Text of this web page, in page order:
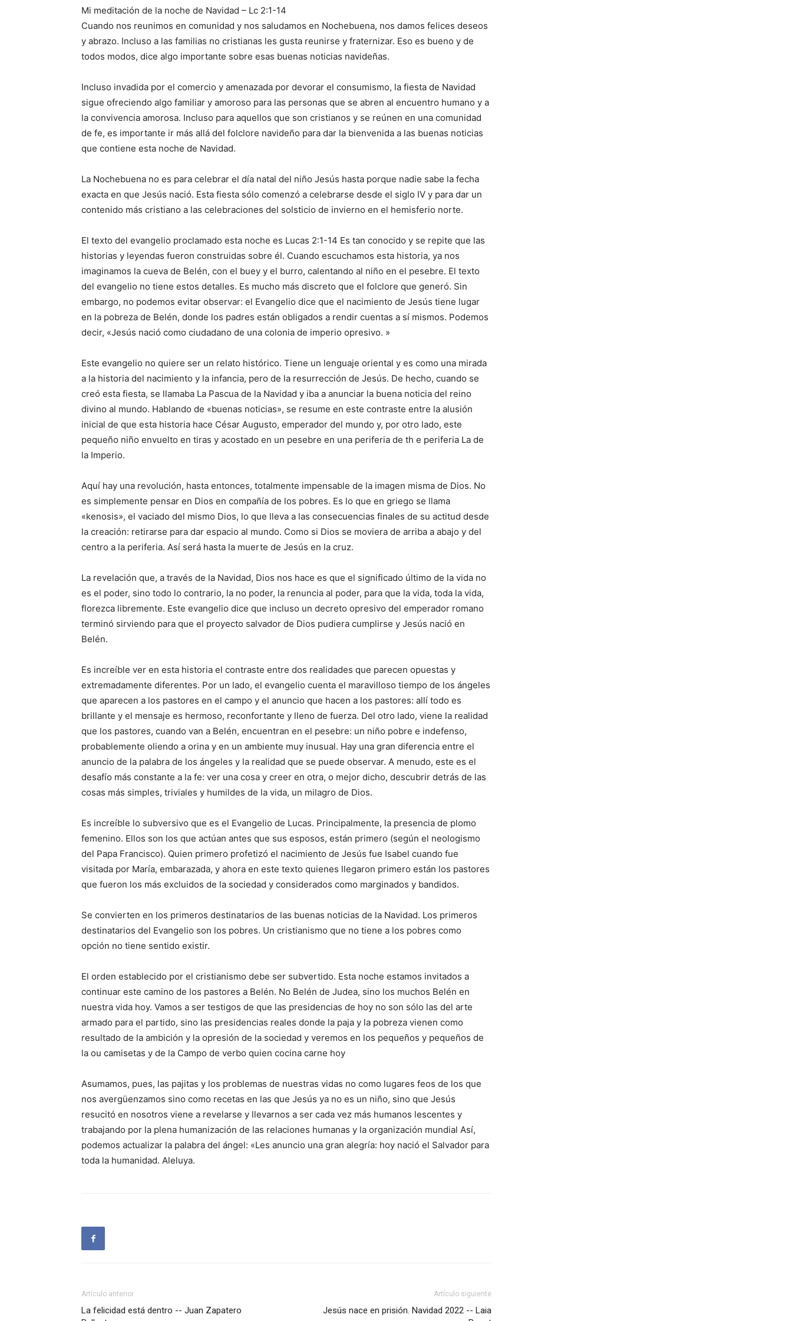
Mi meditación de la noche de Navidad – Lc 2:1-14
Cuando nos reunimos en comunidad y nos saludamos en Nochebuena, nos damos felices deseos
y abrazo. Incluso a las familias no cristianas les gusta reunirse y fraternizar. Eso es bueno y de
todos modos, dice algo importante sobre esas buenas noticias navideñas.
Incluso invadida por el comercio y amenazada por devorar el consumismo, la fiesta de Navidad
sigue ofreciendo algo familiar y amoroso para las personas que se abren al encuentro humano y a
la convivencia amorosa. Incluso para aquellos que son cristianos y se reúnen en una comunidad
de fe, es importante ir más allá del folclore navideño para dar la bienvenida a las buenas noticias
que contiene esta noche de Navidad.
La Nochebuena no es para celebrar el día natal del niño Jesús hasta porque nadie sabe la fecha
exacta en que Jesús nació. Esta fiesta sólo comenzó a celebrarse desde el siglo IV y para dar un
contenido más cristiano a las celebraciones del solsticio de invierno en el hemisferio norte.
El texto del evangelio proclamado esta noche es Lucas 2:1-14 Es tan conocido y se repite que las
historias y leyendas fueron construidas sobre él. Cuando escuchamos esta historia, ya nos
imaginamos la cueva de Belén, con el buey y el burro, calentando al niño en el pesebre. El texto
del evangelio no tiene estos detalles. Es mucho más discreto que el folclore que generó. Sin
embargo, no podemos evitar observar: el Evangelio dice que el nacimiento de Jesús tiene lugar
en la pobreza de Belén, donde los padres están obligados a rendir cuentas a sí mismos. Podemos
decir, «Jesús nació como ciudadano de una colonia de imperio opresivo. »
Este evangelio no quiere ser un relato histórico. Tiene un lenguaje oriental y es como una mirada
a la historia del nacimiento y la infancia, pero de la resurrección de Jesús. De hecho, cuando se
creó esta fiesta, se llamaba La Pascua de la Navidad y iba a anunciar la buena noticia del reino
divino al mundo. Hablando de «buenas noticias», se resume en este contraste entre la alusión
inicial de que esta historia hace César Augusto, emperador del mundo y, por otro lado, este
pequeño niño envuelto en tiras y acostado en un pesebre en una periferia de th e periferia La de
la Imperio.
Aquí hay una revolución, hasta entonces, totalmente impensable de la imagen misma de Dios. No
es simplemente pensar en Dios en compañía de los pobres. Es lo que en griego se llama
«kenosis», el vaciado del mismo Dios, lo que lleva a las consecuencias finales de su actitud desde
la creación: retirarse para dar espacio al mundo. Como si Dios se moviera de arriba a abajo y del
centro a la periferia. Así será hasta la muerte de Jesús en la cruz.
La revelación que, a través de la Navidad, Dios nos hace es que el significado último de la vida no
es el poder, sino todo lo contrario, la no poder, la renuncia al poder, para que la vida, toda la vida,
florezca libremente. Este evangelio dice que incluso un decreto opresivo del emperador romano
terminó sirviendo para que el proyecto salvador de Dios pudiera cumplirse y Jesús nació en
Belén.
Es increíble ver en esta historia el contraste entre dos realidades que parecen opuestas y
extremadamente diferentes. Por un lado, el evangelio cuenta el maravilloso tiempo de los ángeles
que aparecen a los pastores en el campo y el anuncio que hacen a los pastores: allí todo es
brillante y el mensaje es hermoso, reconfortante y lleno de fuerza. Del otro lado, viene la realidad
que los pastores, cuando van a Belén, encuentran en el pesebre: un niño pobre e indefenso,
probablemente oliendo a orina y en un ambiente muy inusual. Hay una gran diferencia entre el
anuncio de la palabra de los ángeles y la realidad que se puede observar. A menudo, este es el
desafío más constante a la fe: ver una cosa y creer en otra, o mejor dicho, descubrir detrás de las
cosas más simples, triviales y humildes de la vida, un milagro de Dios.
Es increíble lo subversivo que es el Evangelio de Lucas. Principalmente, la presencia de plomo
femenino. Ellos son los que actúan antes que sus esposos, están primero (según el neologismo
del Papa Francisco). Quien primero profetizó el nacimiento de Jesús fue Isabel cuando fue
visitada por María, embarazada, y ahora en este texto quienes llegaron primero están los pastores
que fueron los más excluidos de la sociedad y considerados como marginados y bandidos.
Se convierten en los primeros destinatarios de las buenas noticias de la Navidad. Los primeros
destinatarios del Evangelio son los pobres. Un cristianismo que no tiene a los pobres como
opción no tiene sentido existir.
El orden establecido por el cristianismo debe ser subvertido. Esta noche estamos invitados a
continuar este camino de los pastores a Belén. No Belén de Judea, sino los muchos Belén en
nuestra vida hoy. Vamos a ser testigos de que las presidencias de hoy no son sólo las del arte
armado para el partido, sino las presidencias reales donde la paja y la pobreza vienen como
resultado de la ambición y la opresión de la sociedad y veremos en los pequeños y pequeños de
la ou camisetas y de la Campo de verbo quien cocina carne hoy
Asumamos, pues, las pajitas y los problemas de nuestras vidas no como lugares feos de los que
nos avergüenzamos sino como recetas en las que Jesús ya no es un niño, sino que Jesús
resucitó en nosotros viene a revelarse y llevarnos a ser cada vez más humanos lescentes y
trabajando por la plena humanización de las relaciones humanas y la organización mundial Así,
podemos actualizar la palabra del ángel: «Les anuncio una gran alegría: hoy nació el Salvador para
toda la humanidad. Aleluya.
Artículo anterior
La felicidad está dentro -- Juan Zapatero
Artículo siguiente
Jesús nace en prisión. Navidad 2022 -- Laia